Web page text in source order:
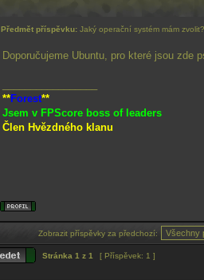
Předmět příspěvku: Jaký operační systém mám zvolit?
Doporučujeme Ubuntu, pro které jsou zde
**Forest**
Jsem v FPScore boss of leaders
Člen Hvězdného klanu
Zobrazit příspěvky za předchozí:
Stránka 1 z 1 [ Příspěvek: 1 ]